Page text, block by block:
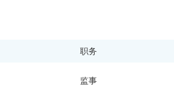
职务
监事